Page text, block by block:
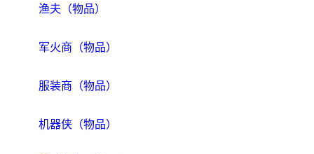
渔夫（物品）
军火商（物品）
服装商（物品）
机器侠（物品）